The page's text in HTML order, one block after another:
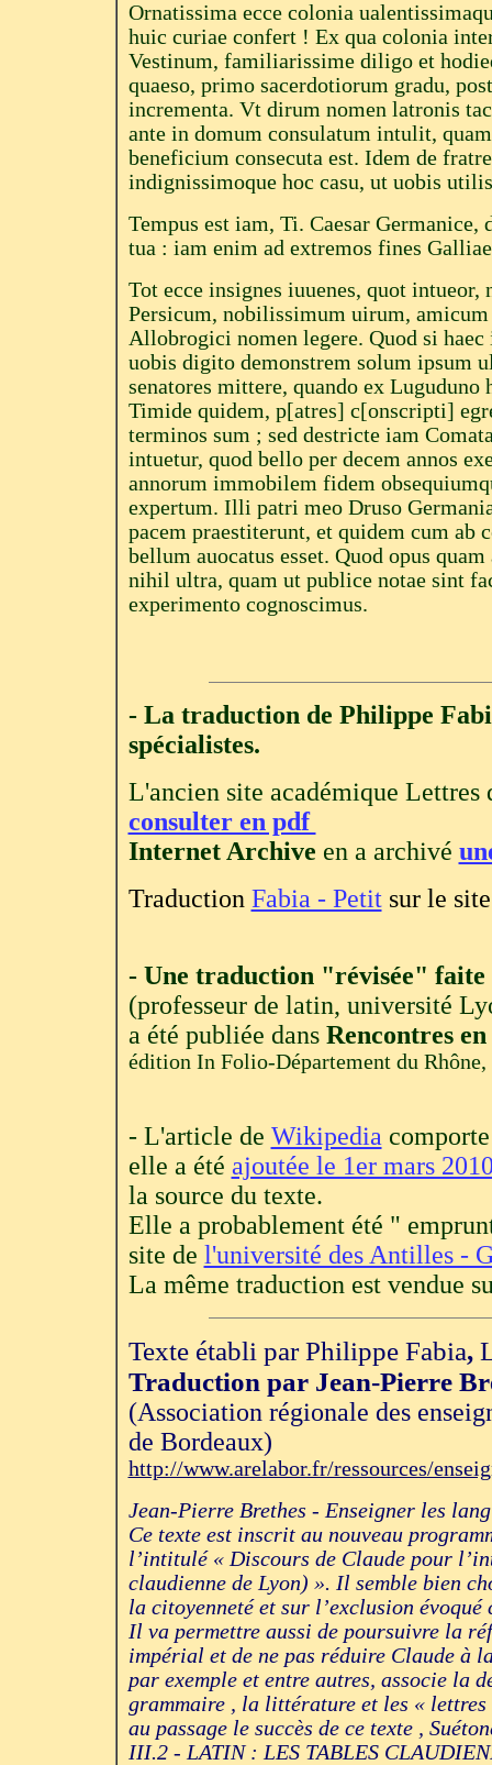
Ornatissima ecce colonia
huic curiae confert ! Ex qua colonia
Vestinum, familiarissime diligo et
quaeso, primo sacerdotiorum gradu,
incrementa. Vt dirum nomen latronis
ante in domum consulatum intulit,
beneficium consecuta est. Idem de
indignissimoque hoc casu, ut uobis
Tempus est iam, Ti. Caesar
tua : iam enim ad extremos fines
Tot ecce insignes iuuenes, quot intueor,
Persicum, nobilissimum uirum,
Allobrogici nomen legere. Quod si
uobis digito demonstrem solum ipsum
senatores mittere, quando ex
Timide quidem, p[atres] c[onscripti]
terminos sum ; sed destricte iam
intuetur, quod bello per decem annos
annorum immobilem fidem
expertum. Illi patri meo Druso
pacem praestiterunt, et quidem cum ab
bellum auocatus esset. Quod opus
nihil ultra, quam ut publice notae sint
experimento cognoscimus.
- La traduction de Philippe
spécialistes.
L'ancien site académique
consulter en pdf
Internet Archive en a archivé
Traduction Fabia - Petitsur le
- Une traduction "révisée" faite
(professeur de latin, université
a été publiée dans Rencontres
édition In Folio-Département du
- L'article de Wikipedia
elle a été ajoutée le 1er mars
la source du texte.
Elle a probablement été "
site de l'université des Antilles -
La même traduction est vendue
Texte établi par Philippe Fabia,
Traduction par Jean-Pierre
(Association régionale des
de Bordeaux)
http://www.arelabor.fr/ressources/
Jean-Pierre Brethes - Enseigner les
Ce texte est inscrit au nouveau
l’intitulé « Discours de Claude pour
claudienne de Lyon) ». Il semble bien
la citoyenneté et sur l’exclusion évoqué
Il va permettre aussi de poursuivre la
impérial et de ne pas réduire Claude à
par exemple et entre autres, associe la
grammaire , la littérature et les « lettres
au passage le succès de ce texte ,
III.2 - LATIN : LES TABLES